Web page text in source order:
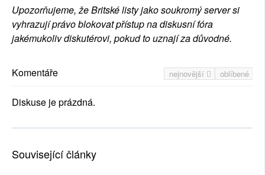
Upozorňujeme, že Britské listy jako soukromý server si
vyhrazují právo blokovat přístup na diskusní fóra
jakémukoliv diskutérovi, pokud to uznají za důvodné.
nejnovější oblíbené
Komentáře
Diskuse je prázdná.
Související články